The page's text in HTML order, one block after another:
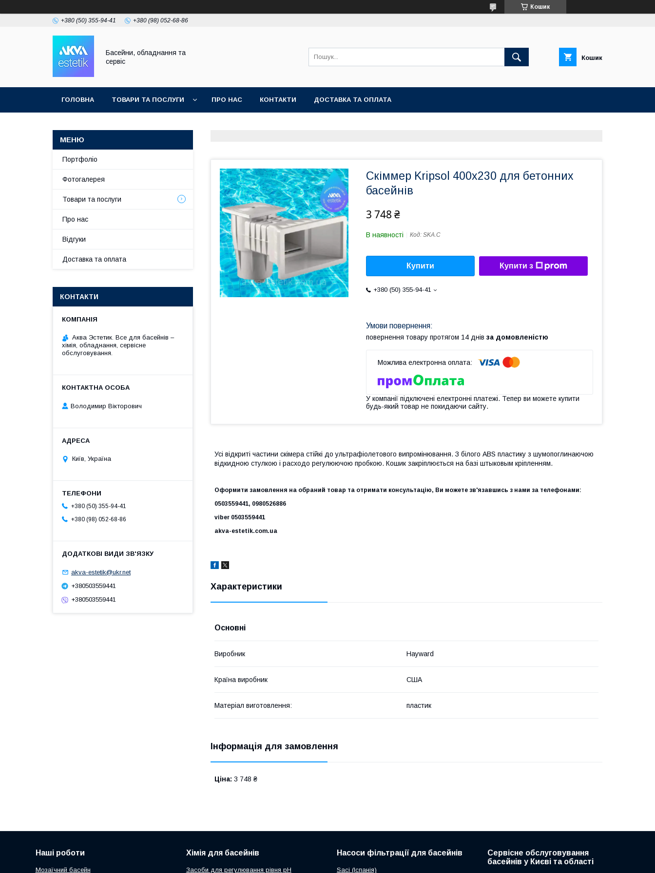
Кошик
+380 (50) 355-94-41 +380 (98) 052-68-86
Басейни, обладнання та
сервіс
Кошик
ГОЛОВНА ТОВАРИ ТА ПОСЛУГИ ПРО НАС КОНТАКТИ ДОСТАВКА ТА ОПЛАТА
Скіммер Kripsol 400x230 для бетонних
басейнів
3 748 ₴
В наявності Код: SKA.C
Купити Купити з
+380 (50) 355-94-41
повернення товару протягом 14 днів за домовленістю
У компанії підключені електронні платежі. Тепер ви можете купити
будь-який товар не покидаючи сайту.
Усі відкриті частини скімера стійкі до ультрафіолетового випромінювання. З білого ABS пластику з шумопоглинаючою
відкидною стулкою і расходо регулюючою пробкою. Кошик закріплюється на базі штыковым кріпленням.
Оформити замовлення на обраний товар та отримати консультацію, Ви можете зв'язавшись з нами за телефонами:
0503559441, 0980526886
viber 0503559441
akva-estetik.com.ua
Характеристики
Основні
Виробник Hayward
Країна виробник США
Матеріал виготовлення: пластик
Інформація для замовлення
Ціна: 3 748 ₴
Портфоліо
Фотогалерея
Товари та послуги
Про нас
Відгуки
Доставка та оплата
КОНТАКТИ
Аква Эстетик. Все для басейнів –
хімія, обладнання, сервісне
обслуговування.
Володимир Вікторович
Київ, Україна
+380 (50) 355-94-41
+380 (98) 052-68-86
akva-estetik@ukr.net
+380503559441
+380503559441
Наші роботи
Мозаїчний басейн
Хімія для басейнів
Засоби для регулювання рівня рН
Насоси фільтрації для басейнів
Saci (Іспанія)
Сервісне обслуговування
басейнів у Києві та області